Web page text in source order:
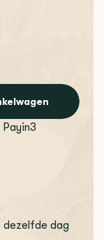
dezelfde dag